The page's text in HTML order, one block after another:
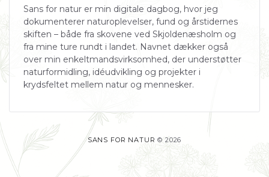
Sans for natur er min digitale dagbog, hvor jeg
dokumenterer naturoplevelser, fund og årstidernes
skiften – både fra skovene ved Skjoldenæsholm og
fra mine ture rundt i landet. Navnet dækker også
over min enkeltmandsvirksomhed, der understøtter
naturformidling, idéudvikling og projekter i
krydsfeltet mellem natur og mennesker.
SANS FOR NATUR © 2026